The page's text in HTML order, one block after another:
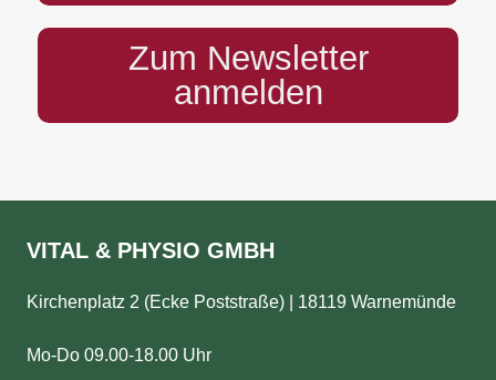
Zum Newsletter
anmelden
VITAL & PHYSIO GMBH
Kirchenplatz 2 (Ecke Poststraße) | 18119 Warnemünde
Mo-Do 09.00-18.00 Uhr